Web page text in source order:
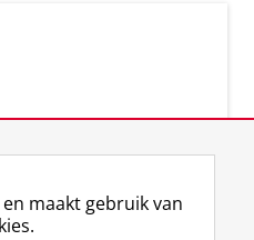
maakt gebruik van